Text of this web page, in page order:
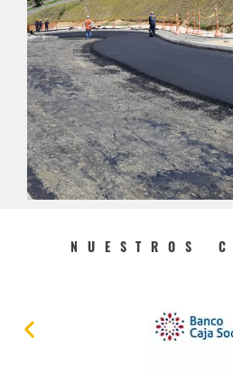
N U E S T R O S C